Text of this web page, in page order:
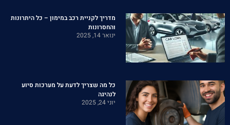
מדריך לקניית רכב במימון – כל היתרונות
והחסרונות
ינואר 14, 2025
כל מה שצריך לדעת על מערכות סיוע
לנהיגה
יוני 24, 2025